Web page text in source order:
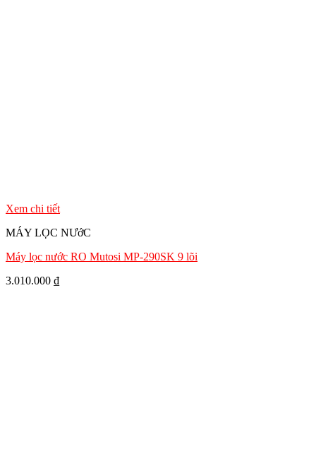
Xem chi tiết
MÁY LỌC NƯớC
Máy lọc nước RO Mutosi MP-290SK 9 lõi
3.010.000 ₫